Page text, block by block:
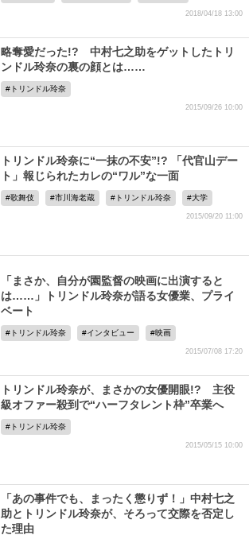
2018/04/18 13:00
略奪愛だった!? 中村七之助をゲットしたトリ
ンドル玲奈の裏の顔とは……
トリンドル玲奈
2015/09/26 10:00
トリンドル玲奈に“一抹の不安”!? 「代官山デー
ト」報じられたカレの“ワル”な一面
歌舞伎 市川海老蔵 トリンドル玲奈 大学
2015/09/20 11:00
「まさか、自分が園監督の映画に出演すると
は……」トリンドル玲奈が語る女優業、プライ
ベート
トリンドル玲奈 インタビュー 映画
2015/07/08 17:20
トリンドル玲奈が、まさかの女優開眼!? 主役
級オファー殺到で“ハーフタレント枠”卒業へ
トリンドル玲奈
2015/05/15 10:00
「あの事件でも、まったく懲りず！」中村七之
助とトリンドル玲奈が、そろって交際を否定し
た理由